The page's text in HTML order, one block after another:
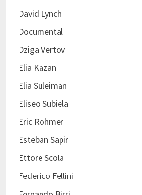
David Lynch
Documental
Dziga Vertov
Elia Kazan
Elia Suleiman
Eliseo Subiela
Eric Rohmer
Esteban Sapir
Ettore Scola
Federico Fellini